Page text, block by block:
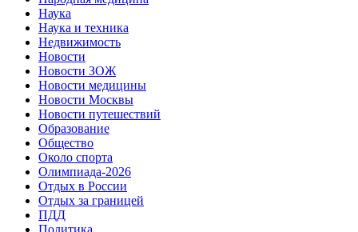
Наука
Наука и техника
Недвижимость
Новости
Новости ЗОЖ
Новости медицины
Новости Москвы
Новости путешествий
Образование
Общество
Около спорта
Олимпиада-2026
Отдых в России
Отдых за границей
ПДД
Политика